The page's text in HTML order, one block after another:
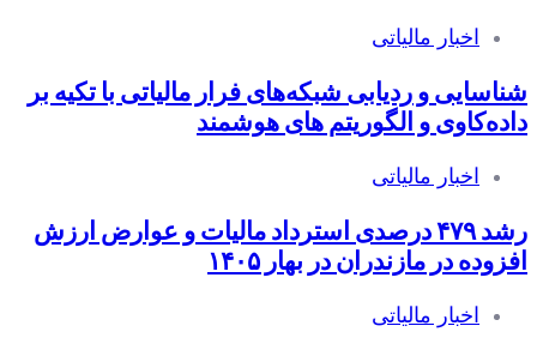
اخبار مالیاتی
شناسایی و ردیابی شبکه‌های فرار مالیاتی با تکیه بر
داده‌کاوی و الگوریتم های هوشمند
اخبار مالیاتی
رشد ۴۷۹ درصدی استرداد مالیات و عوارض ارزش
افزوده در مازندران در بهار ۱۴۰۵
اخبار مالیاتی